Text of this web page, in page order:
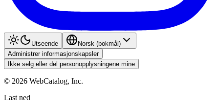
Utseende
Norsk (bokmål)
Administrer informasjonskapsler
Ikke selg eller del personopplysningene mine
© 2026 WebCatalog, Inc.
Last ned